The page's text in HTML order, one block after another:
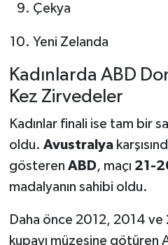
Çekya
Yeni Zelanda
Kadınlarda ABD
Kez Zirvedeler
Kadınlar finali ise tam bir
oldu. Avustralya
gösteren ABD, maçı 21-
madalyanın sahibi oldu.
Daha önce 2012, 2014 ve
kupayı müzesine götüren